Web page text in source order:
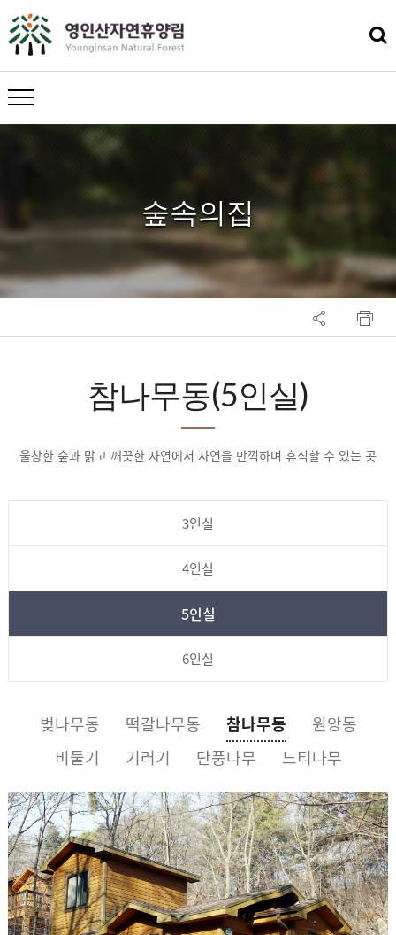
메뉴 열기
숲속의집
참나무동(5인실)
울창한 숲과 맑고 깨끗한 자연에서 자연을 만끽하며 휴식할 수 있는 곳
3인실
4인실
5인실
6인실
벚나무동 떡갈나무동 참나무동
원앙동
비둘기
기러기 단풍나무 느티나무